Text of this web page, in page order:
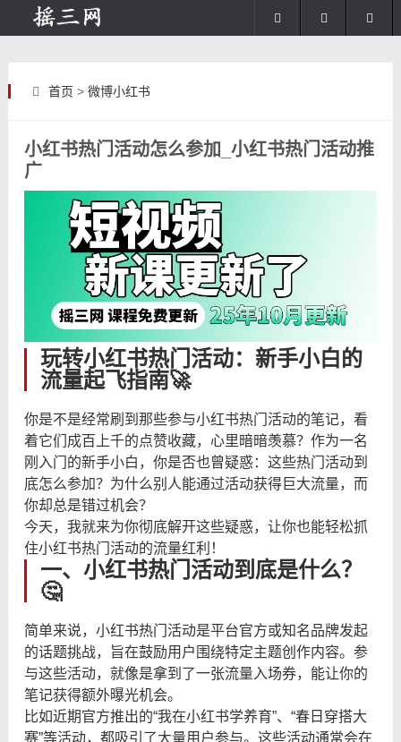
首页 > 微博小红书
小红书热门活动怎么参加_小红书热门活动推
广
玩转小红书热门活动：新手小白的
流量起飞指南🚀
你是不是经常刷到那些参与小红书热门活动的笔记，看
着它们成百上千的点赞收藏，心里暗暗羡慕？作为一名
刚入门的新手小白，你是否也曾疑惑：这些热门活动到
底怎么参加？为什么别人能通过活动获得巨大流量，而
你却总是错过机会？
今天，我就来为你彻底解开这些疑惑，让你也能轻松抓
住小红书热门活动的流量红利！
一、小红书热门活动到底是什么？
🤔
简单来说，小红书热门活动是平台官方或知名品牌发起
的话题挑战，旨在鼓励用户围绕特定主题创作内容。参
与这些活动，就像是拿到了一张流量入场券，能让你的
笔记获得额外曝光机会。
比如近期官方推出的“我在小红书学养育”、“春日穿搭大
赛”等活动，都吸引了大量用户参与。这些活动通常会在